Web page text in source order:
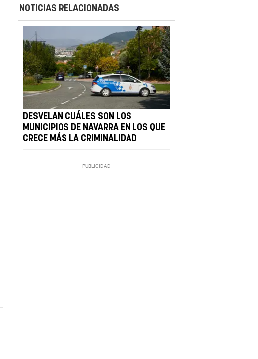
NOTICIAS RELACIONADAS
DESVELAN CUÁLES SON LOS
MUNICIPIOS DE NAVARRA EN LOS QUE
CRECE MÁS LA CRIMINALIDAD